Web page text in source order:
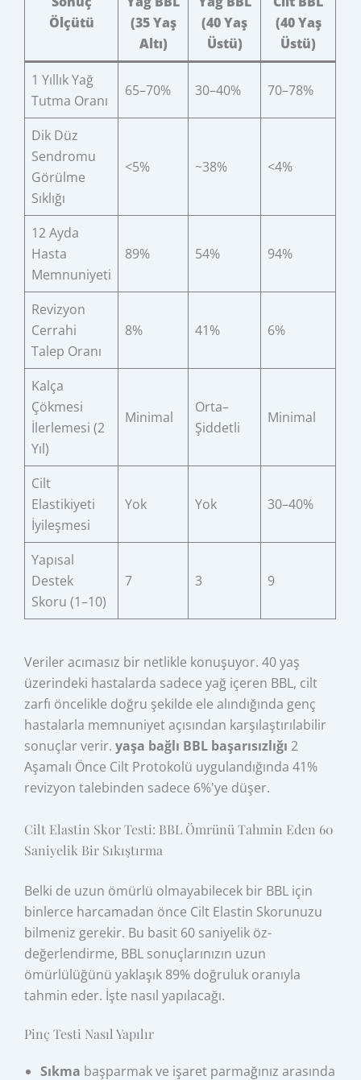
Ölçütü
(35 Yaş
Altı)
(40 Yaş
Üstü)
(40 Yaş
Üstü)
1 Yıllık Yağ
Tutma Oranı
65–70% 30–40% 70–78%
Dik Düz
Sendromu
Görülme
Sıklığı
<5% ~38% <4%
12 Ayda
Hasta
Memnuniyeti
89% 54% 94%
Revizyon
Cerrahi
Talep Oranı
8% 41% 6%
Kalça
Çökmesi
İlerlemesi (2
Yıl)
Minimal
Orta–
Şiddetli
Minimal
Cilt
Elastikiyeti
İyileşmesi
Yok Yok 30–40%
Yapısal
Destek
Skoru (1–10)
7 3 9
Veriler acımasız bir netlikle konuşuyor. 40 yaş
üzerindeki hastalarda sadece yağ içeren BBL, cilt
zarfı öncelikle doğru şekilde ele alındığında genç
hastalarla memnuniyet açısından karşılaştırılabilir
sonuçlar verir.yaşa bağlı BBL başarısızlığı 2
Aşamalı Önce Cilt Protokolü uygulandığında 41%
revizyon talebinden sadece 6%'ye düşer.
Cilt Elastin Skor Testi: BBL Ömrünü Tahmin Eden 60
Saniyelik Bir Sıkıştırma
Belki de uzun ömürlü olmayabilecek bir BBL için
binlerce harcamadan önce Cilt Elastin Skorunuzu
bilmeniz gerekir. Bu basit 60 saniyelik öz-
değerlendirme, BBL sonuçlarınızın uzun
ömürlülüğünü yaklaşık 89% doğruluk oranıyla
tahmin eder. İşte nasıl yapılacağı.
Pinç Testi Nasıl Yapılır
Sıkma başparmak ve işaret parmağınız arasında